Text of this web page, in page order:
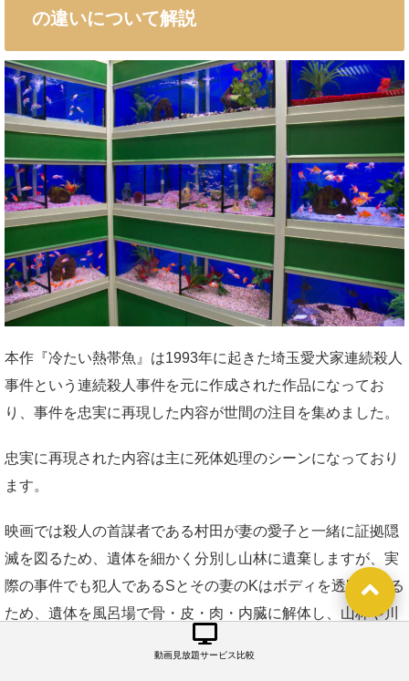
の違いについて解説
本作『冷たい熱帯魚』は1993年に起きた埼玉愛犬家連続殺人
事件という連続殺人事件を元に作成された作品になってお
り、事件を忠実に再現した内容が世間の注目を集めました。
忠実に再現された内容は主に死体処理のシーンになっており
ます。
映画では殺人の首謀者である村田が妻の愛子と一緒に証拠隠
滅を図るため、遺体を細かく分別し山林に遺棄しますが、実
際の事件でも犯人であるSとその妻のKはボディを透明にする
ため、遺体を風呂場で骨・皮・肉・内臓に解体し、山林や川
動画見放題サービス比較